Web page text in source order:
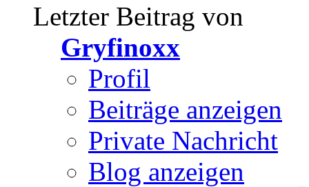
Letzter Beitrag von
Gryfinoxx
Profil
Beiträge anzeigen
Private Nachricht
Blog anzeigen